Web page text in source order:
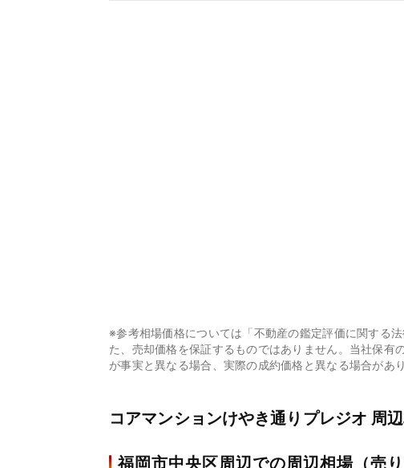
※参考相場価格については「不動産の鑑定評価に関する
た、売却価格を保証するものではありません。当社保
が事実と異なる場合、実際の成約価格と異なる場合があり
コアマンションけやき通りプレジオ 周
福岡市中央区周辺での周辺相場（売り